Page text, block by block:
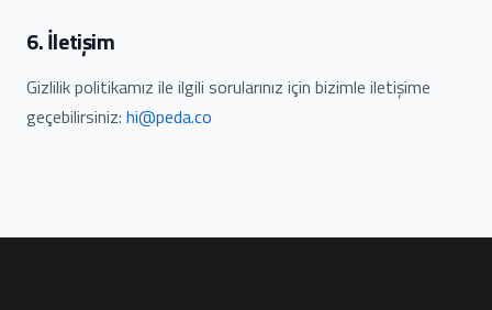
6. İletişim
Gizlilik politikamız ile ilgili sorularınız için bizimle iletişime
geçebilirsiniz: hi@peda.co